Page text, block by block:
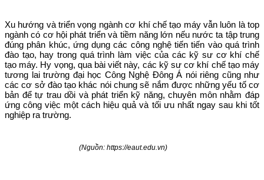
Xu hướng và triển vọng ngành cơ khí chế tạo máy vẫn luôn là top
ngành có cơ hội phát triển và tiềm năng lớn nếu nước ta tập trung
đúng phân khúc, ứng dụng các công nghệ tiến tiến vào quá trình
đào tạo, hay trong quá trình làm việc của các kỹ sư cơ khí chế
tạo máy. Hy vọng, qua bài viết này, các kỹ sư cơ khí chế tạo máy
tương lai trường đại học Công Nghệ Đông Á nói riêng cũng như
các cơ sở đào tạo khác nói chung sẽ nắm được những yếu tố cơ
bản để tự trau dồi và phát triển kỹ năng, chuyên môn nhằm đáp
ứng công việc một cách hiệu quả và tối ưu nhất ngay sau khi tốt
nghiệp ra trường.
(Nguồn: https://eaut.edu.vn)